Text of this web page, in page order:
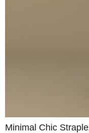
Minimal Chic